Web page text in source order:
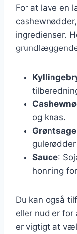
For at lave en
ingredienser.
og knas.
Sauce:
honning
Du kan også
eller nudler for
er vigtigt at